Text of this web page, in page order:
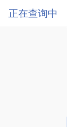
正在查询中